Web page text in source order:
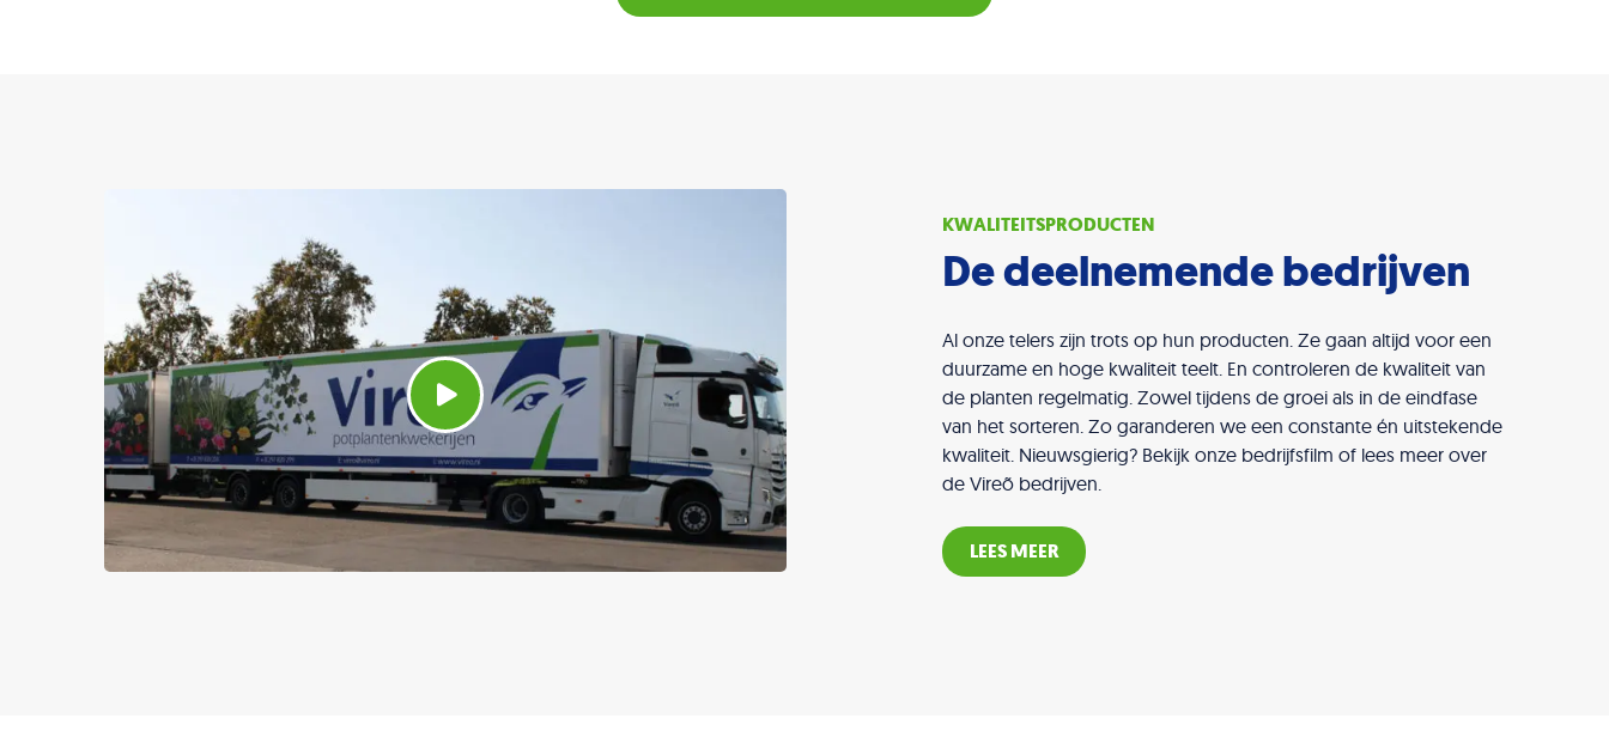
KWALITEITSPRODUCTEN
De deelnemende bedrijven
Al onze telers zijn trots op hun producten. Ze gaan altijd voor een
duurzame en hoge kwaliteit teelt. En controleren de kwaliteit van
de planten regelmatig. Zowel tijdens de groei als in de eindfase
van het sorteren. Zo garanderen we een constante én uitstekende
kwaliteit. Nieuwsgierig? Bekijk onze bedrijfsfilm of lees meer over
de Vireõ bedrijven.
LEES MEER